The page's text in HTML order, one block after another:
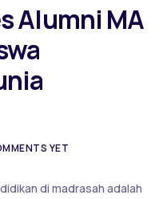
Alumni MA
YET
di madrasah adalah